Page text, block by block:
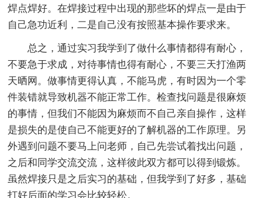
焊点焊好。在焊接过程中出现的那些坏的焊点一是由于
自己急功近利，二是自己没有按照基本操作要求来。
总之，通过实习我学到了做什么事情都得有耐心，
不要急于求成，对待事情也得有耐心，不要三天打渔两
天晒网。做事情更得认真，不能马虎，有时因为一个零
件装错就导致机器不能正常工作。检查找问题是很麻烦
的事情，但我们不能因为麻烦而不自己亲自操作，这样
是损失的是使自己不能更好的了解机器的工作原理。另
外遇到问题不要马上问老师，自己先尝试着找出问题，
之后和同学交流交流，这样彼此双方都可以得到锻炼。
虽然焊接只是之后实习的基础，但我学到了好多，基础
打好后面的学习会比较轻松。